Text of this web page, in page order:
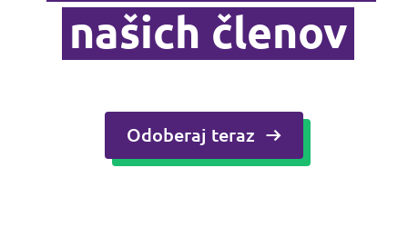
našich členov
Odoberaj teraz